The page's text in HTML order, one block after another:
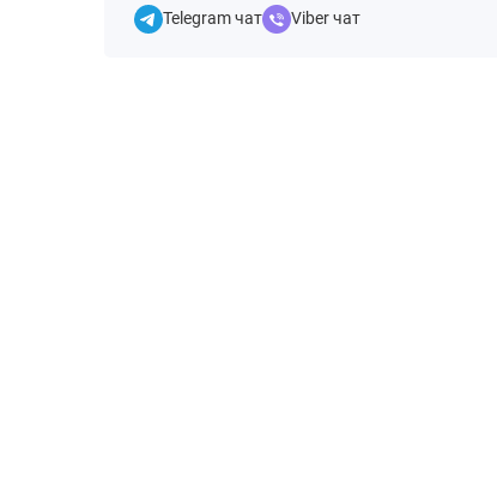
Telegram чат Viber чат